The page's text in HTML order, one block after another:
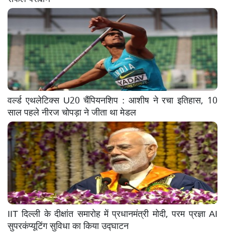
वर्ल्ड एथलेटिक्स U20 चैंपियनशिप : आशीष ने रचा इतिहास, 10
साल पहले नीरज चोपड़ा ने जीता था मेडल
IIT दिल्ली के दीक्षांत समारोह में प्रधानमंत्री मोदी, परम प्रज्ञा AI
सुपरकंप्यूटिंग सुविधा का किया उद्घाटन